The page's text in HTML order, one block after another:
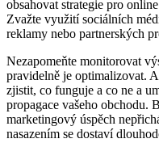
obsahovat strategie pro
Zvažte využití sociálních
reklamy nebo partnerských
Nezapomeňte monitorovat
pravidelně je optimalizovat.
zjistit, co funguje a co ne a
propagace vašeho obchodu.
marketingový úspěch
nasazením se dostaví